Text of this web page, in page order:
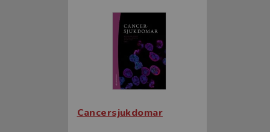
Cancersjukdomar